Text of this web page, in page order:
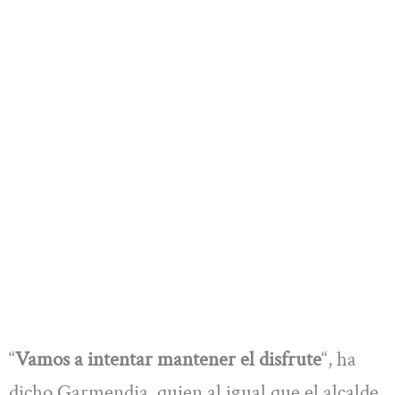
“Vamos a intentar mantener el disfrute“, ha